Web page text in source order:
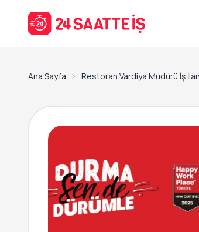
Ana Sayfa Restoran Vardiya Müdürü İş